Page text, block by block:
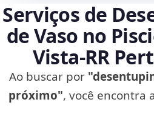
Serviços de
de Vaso no
Vista‑RR
Ao buscar por
próximo", você encontra